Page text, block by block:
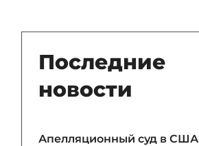
Последние
новости
Апелляционный суд в США